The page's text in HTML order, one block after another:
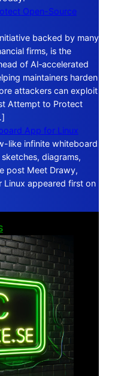
Open-Source
backed by many
firms, is the
of AI‑accelerated
maintainers harden
attackers can exploit
Attempt to Protect
App for Linux
like infinite whiteboard
diagrams,
post Meet Drawy,
Linux appeared first on